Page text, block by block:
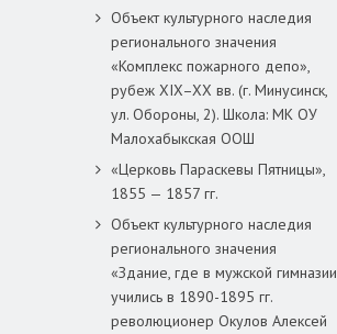
Объект культурного наследия
регионального значения
«Комплекс пожарного депо»,
рубеж XIX–XX вв. (г. Минусинск,
ул. Обороны, 2). Школа: МК ОУ
Малохабыкская ООШ
«Церковь Параскевы Пятницы»,
1855 — 1857 гг.
Объект культурного наследия
регионального значения
«Здание, где в мужской гимназии
учились в 1890-1895 гг.
революционер Окулов Алексей